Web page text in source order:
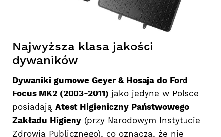
Najwyższa klasa jakości
dywaników
Dywaniki gumowe Geyer & Hosaja do Ford
Focus MK2 (2003-2011) jako jedyne w Polsce
posiadają Atest Higieniczny Państwowego
Zakładu Higieny (przy Narodowym Instytucie
Zdrowia Publicznego), co oznacza, że nie